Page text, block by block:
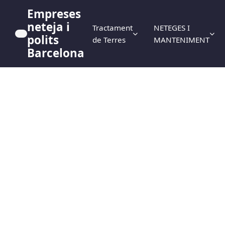
Empreses
neteja i
polits
Barcelona
Tractament
de Terres
NETEGES I
MANTENIMENT